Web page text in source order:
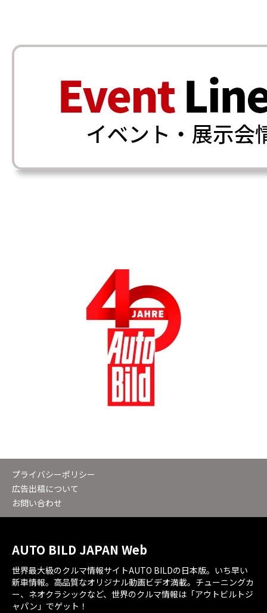
プライバシーポリシー
広告出稿について
お問い合わせ
AUTO BILD JAPAN Web
世界最大級のクルマ情報サイトAUTO BILDの日本版。いち早い
新車情報。高品質なオリジナル動画ビデオ満載。チューニングカ
ー、ネオクラシックなど、世界のクルマ情報は「アウトビルトジ
ャパン」でゲット！